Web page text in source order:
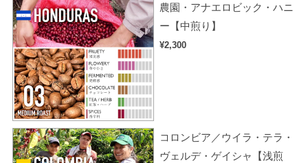
農園・アナエロビック・ハニ
ー【中煎り】
¥2,300
コロンビア／ウイラ・テラ・
ヴェルデ・ゲイシャ【浅煎